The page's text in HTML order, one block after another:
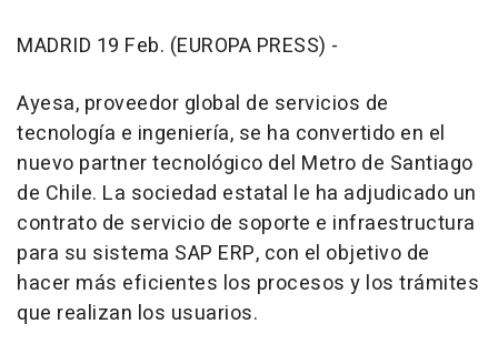
MADRID 19 Feb. (EUROPA PRESS) -
Ayesa, proveedor global de servicios de
tecnología e ingeniería, se ha convertido en el
nuevo partner tecnológico del Metro de Santiago
de Chile. La sociedad estatal le ha adjudicado un
contrato de servicio de soporte e infraestructura
para su sistema SAP ERP, con el objetivo de
hacer más eficientes los procesos y los trámites
que realizan los usuarios.